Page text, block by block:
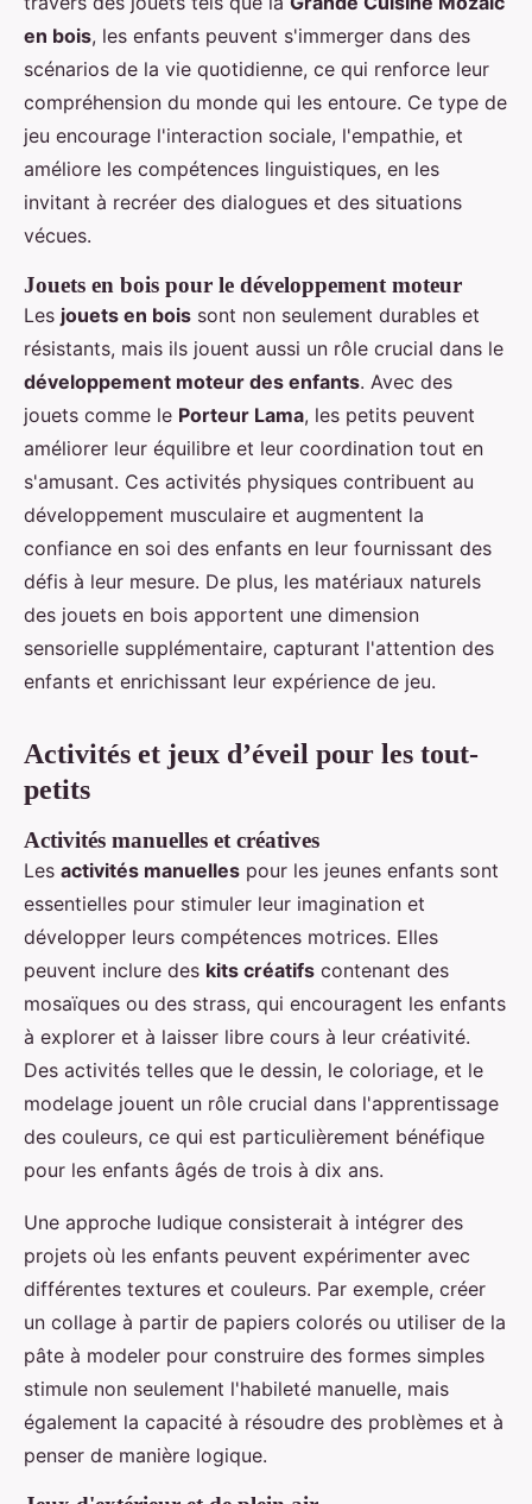
en bois, les enfants peuvent s'immerger dans des
scénarios de la vie quotidienne, ce qui renforce leur
compréhension du monde qui les entoure. Ce type de
jeu encourage l'interaction sociale, l'empathie, et
améliore les compétences linguistiques, en les
invitant à recréer des dialogues et des situations
vécues.
Jouets en bois pour le développement moteur
Les jouets en bois sont non seulement durables et
résistants, mais ils jouent aussi un rôle crucial dans le
développement moteur des enfants. Avec des
jouets comme le Porteur Lama, les petits peuvent
améliorer leur équilibre et leur coordination tout en
s'amusant. Ces activités physiques contribuent au
développement musculaire et augmentent la
confiance en soi des enfants en leur fournissant des
défis à leur mesure. De plus, les matériaux naturels
des jouets en bois apportent une dimension
sensorielle supplémentaire, capturant l'attention des
enfants et enrichissant leur expérience de jeu.
Activités et jeux d’éveil pour les tout-
petits
Activités manuelles et créatives
Les activités manuelles pour les jeunes enfants sont
essentielles pour stimuler leur imagination et
développer leurs compétences motrices. Elles
peuvent inclure des kits créatifs contenant des
mosaïques ou des strass, qui encouragent les enfants
à explorer et à laisser libre cours à leur créativité.
Des activités telles que le dessin, le coloriage, et le
modelage jouent un rôle crucial dans l'apprentissage
des couleurs, ce qui est particulièrement bénéfique
pour les enfants âgés de trois à dix ans.
Une approche ludique consisterait à intégrer des
projets où les enfants peuvent expérimenter avec
différentes textures et couleurs. Par exemple, créer
un collage à partir de papiers colorés ou utiliser de la
pâte à modeler pour construire des formes simples
stimule non seulement l'habileté manuelle, mais
également la capacité à résoudre des problèmes et à
penser de manière logique.